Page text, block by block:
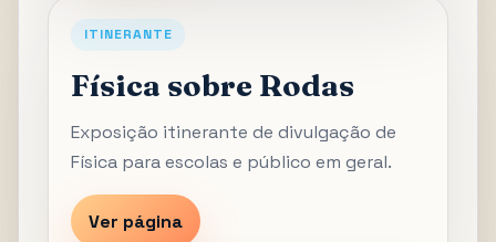
ITINERANTE
Física sobre Rodas
Exposição itinerante de divulgação de
Física para escolas e público em geral.
Ver página